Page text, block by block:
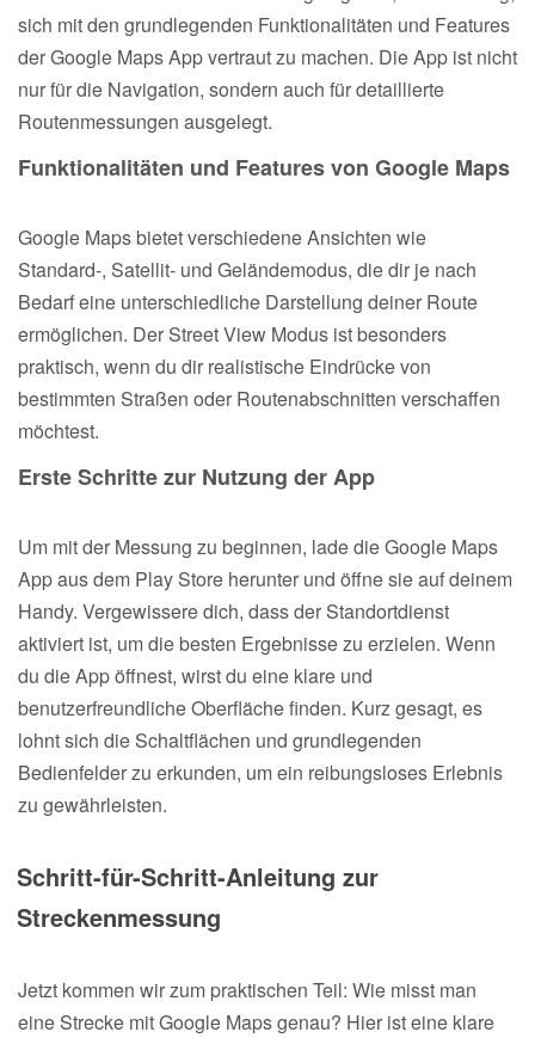
sich mit den grundlegenden Funktionalitäten und Features
der Google Maps App vertraut zu machen. Die App ist nicht
nur für die Navigation, sondern auch für detaillierte
Routenmessungen ausgelegt.
Funktionalitäten und Features von Google Maps
Google Maps bietet verschiedene Ansichten wie
Standard-, Satellit- und Geländemodus, die dir je nach
Bedarf eine unterschiedliche Darstellung deiner Route
ermöglichen. Der Street View Modus ist besonders
praktisch, wenn du dir realistische Eindrücke von
bestimmten Straßen oder Routenabschnitten verschaffen
möchtest.
Erste Schritte zur Nutzung der App
Um mit der Messung zu beginnen, lade die Google Maps
App aus dem Play Store herunter und öffne sie auf deinem
Handy. Vergewissere dich, dass der Standortdienst
aktiviert ist, um die besten Ergebnisse zu erzielen. Wenn
du die App öffnest, wirst du eine klare und
benutzerfreundliche Oberfläche finden. Kurz gesagt, es
lohnt sich die Schaltflächen und grundlegenden
Bedienfelder zu erkunden, um ein reibungsloses Erlebnis
zu gewährleisten.
Schritt-für-Schritt-Anleitung zur
Streckenmessung
Jetzt kommen wir zum praktischen Teil: Wie misst man
eine Strecke mit Google Maps genau? Hier ist eine klare